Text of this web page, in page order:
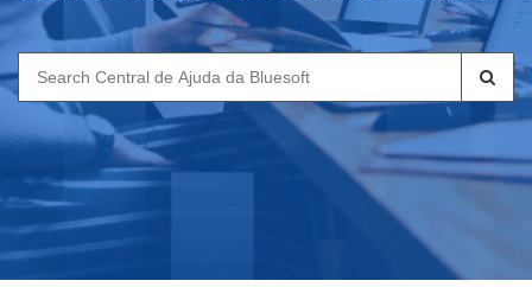
Search
for: